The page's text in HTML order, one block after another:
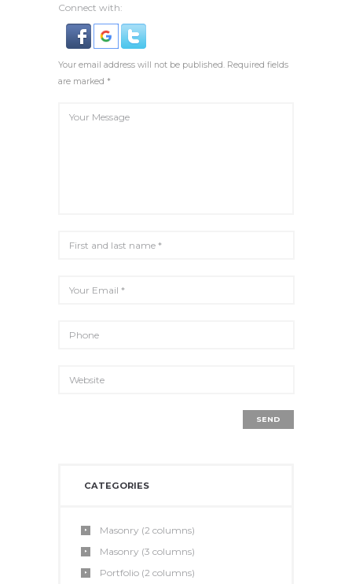
Connect with:
Your email address will not be published. Required fields
are marked *
CATEGORIES
Masonry (2 columns)
Masonry (3 columns)
Portfolio (2 columns)